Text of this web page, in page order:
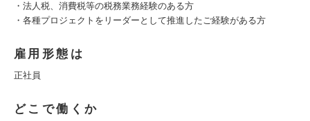
・法人税、消費税等の税務業務経験のある方
・各種プロジェクトをリーダーとして推進したご経験がある方
雇用形態は
正社員
どこで働くか